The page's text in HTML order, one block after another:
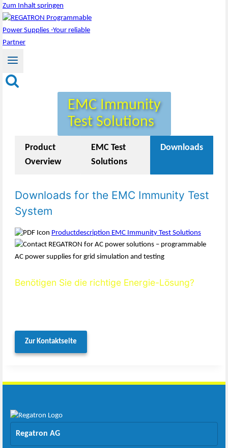
Zum Inhalt springen
EMC Immunity
Test Solutions
Product
Overview
EMC Test
Solutions
Downloads
Downloads for the EMC Immunity Test
System
Productdescription EMC Immunity Test Solutions
Benötigen Sie die richtige Energie-Lösung?
Zur Kontaktseite
Regatron AG